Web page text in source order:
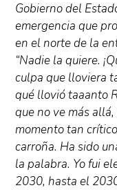
Gobierno del
emergencia que
en el norte de la
“Nadie la quiere.
culpa que lloviera
qué llovió taaanto
que no ve más
momento tan
carroña. Ha sido
la palabra. Yo fui
2030, hasta el